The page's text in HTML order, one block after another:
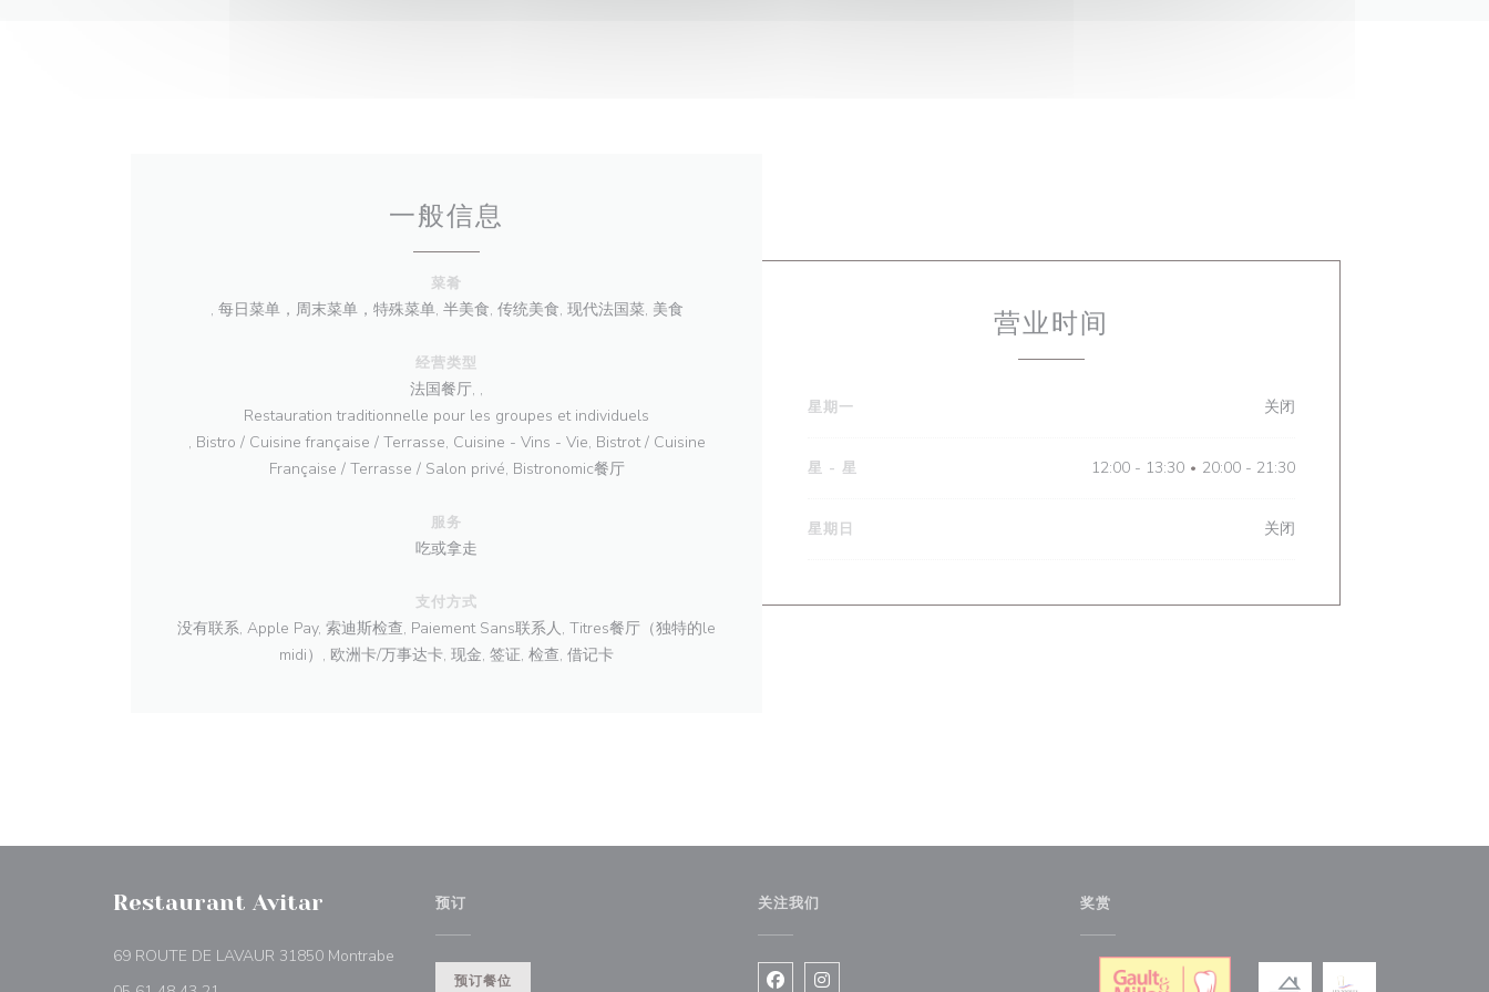
一般信息
菜肴
, 每日菜单，周末菜单，特殊菜单, 半美食, 传统美食, 现代法国菜, 美食
经营类型
法国餐厅, ,
Restauration traditionnelle pour les groupes et individuels
, Bistro / Cuisine française / Terrasse, Cuisine - Vins - Vie, Bistrot / Cuisine
Française / Terrasse / Salon privé, Bistronomic餐厅
服务
吃或拿走
支付方式
没有联系, Apple Pay, 索迪斯检查, Paiement Sans联系人, Titres餐厅（独特的le
midi）, 欧洲卡/万事达卡, 现金, 签证, 检查, 借记卡
营业时间
星期一 关闭
星 -星 12:00 - 13:30 • 20:00 - 21:30
星期日 关闭
Restaurant Avitar
69 ROUTE DE LAVAUR 31850 Montrabe
预订
预订餐位
关注我们 奖赏